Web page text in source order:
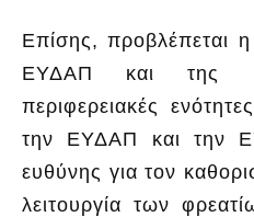
Επίσης, προβλέπεται
ΕΥΔΑΠ και της
περιφερειακές
την ΕΥΔΑΠ και την
ευθύνης για τον
λειτουργία των